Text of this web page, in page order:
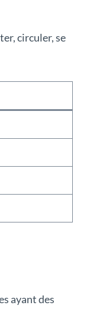
circuler, se
ayant des